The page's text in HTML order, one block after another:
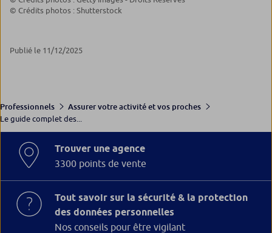
© Crédits photos : Shutterstock
Publié le 11/12/2025
Professionnels
Assurer votre activité et vos proches
Le guide complet des...
Trouver une agence
3300 points de vente
Tout savoir sur la sécurité & la protection
des données personnelles
Nos conseils pour être vigilant